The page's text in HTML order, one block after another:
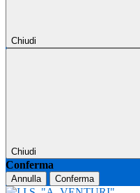
Chiudi
Chiudi
Conferma
Annulla Conferma